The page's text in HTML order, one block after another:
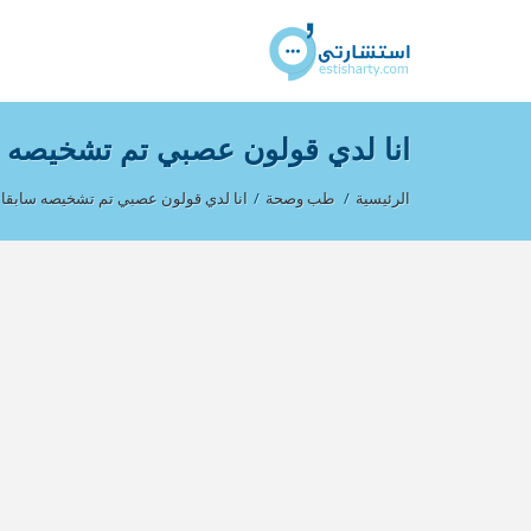
انا لدي قولون عصبي تم تشخيصه
الرئيسية / طب وصحة / انا لدي قولون عصبي تم تشخيصه سابقا